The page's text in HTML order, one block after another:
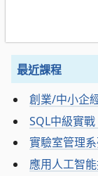
最近課程
創業/中小企
SQL中級實
實驗室管理
應用人工智